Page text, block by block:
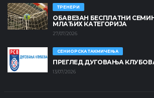
ТРЕНЕРИ
ОБАВЕЗАН БЕСПЛАТНИ
МЛАЂИХ КАТЕГОРИЈА
27/07/2026
СЕНИОРСКА ТАКМИЧЕЊА
ПРЕГЛЕД ДУГОВАЊА
13/07/2026